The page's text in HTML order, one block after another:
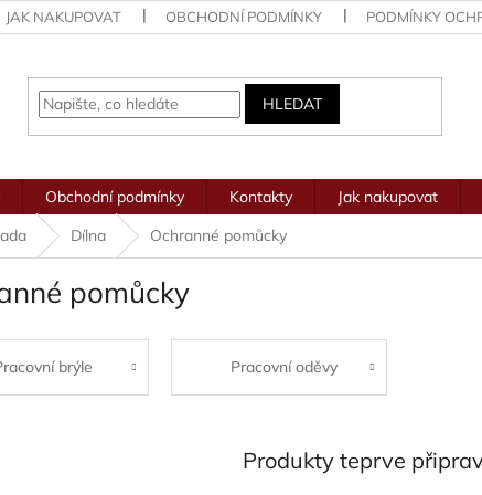
JAK NAKUPOVAT OBCHODNÍ PODMÍNKY PODMÍNKY
HLEDAT
Obchodní podmínky Kontakty Jak nakupovat
Dílna Ochranné pomůcky
pomůcky
brýle Pracovní oděvy
Produkty teprve